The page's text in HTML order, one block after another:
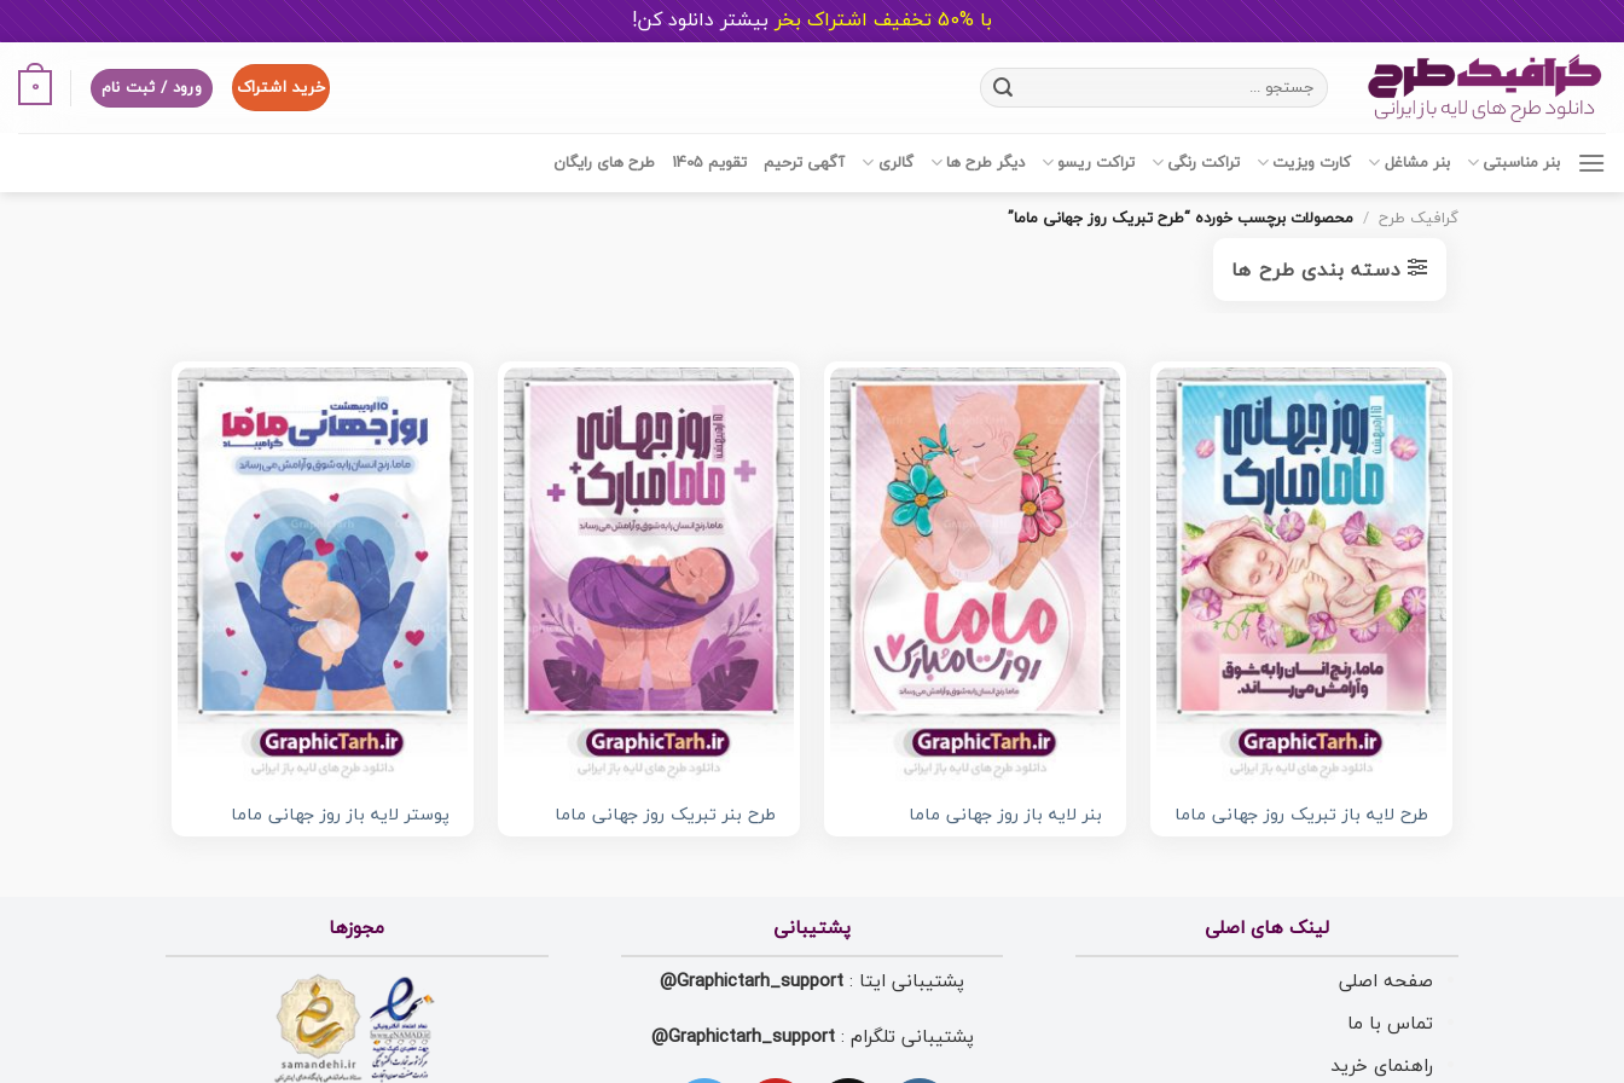
با %50 تخفیف اشتراک بخر بیشتر دانلود کن!
content
جستجو
برای:
خرید اشتراک ورود / ثبت نام 0
بنر مناسبتی بنر مشاغل کارت ویزیت تراکت رنگی تراکت ریسو دیگر طرح ها گالری آگهی ترحیم تقویم 1405 طرح های رایگان
گرافیک طرح / محصولات برچسب خورده “طرح تبریک روز جهانی ماما”
دسته بندی طرح ها
طرح لایه باز تبریک روز جهانی ماما بنر لایه باز روز جهانی ماما طرح بنر تبریک روز جهانی ماما پوستر لایه باز روز جهانی ماما
لینک های اصلی
صفحه اصلی
تماس با ما
راهنمای خرید
پشتیبانی
پشتیبانی ایتا : Graphictarh_support@
پشتیبانی تلگرام :Graphictarh_support@
مجوزها